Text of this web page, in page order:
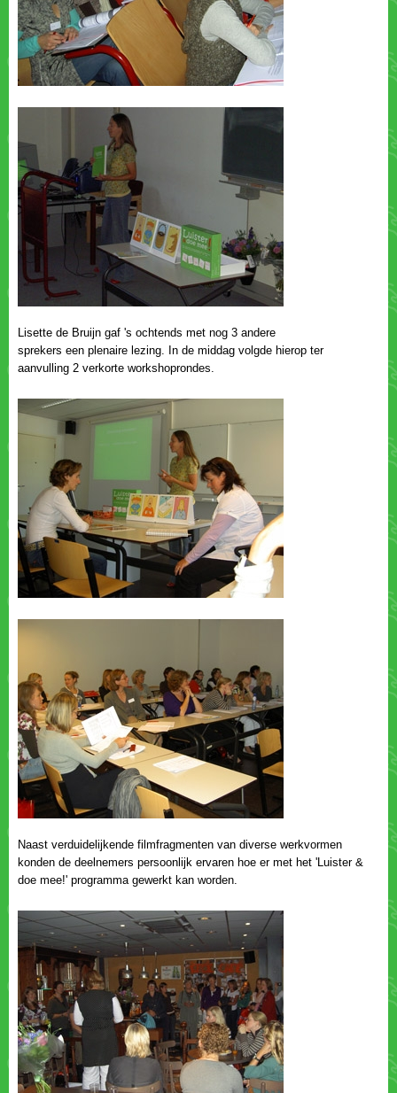
Lisette de Bruijn gaf 's ochtends met nog 3 andere
sprekers een plenaire lezing. In de middag volgde hierop ter
Naast verduidelijkende filmfragmenten van diverse werkvormen
konden de deelnemers persoonlijk ervaren hoe er met het 'Luister &